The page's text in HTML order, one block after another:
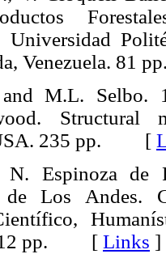
Universidad
Venezuela.
M.L. Selbo.
Structural
235 pp. [
Espinoza de
de Los Andes.
412 pp. [ Links ]